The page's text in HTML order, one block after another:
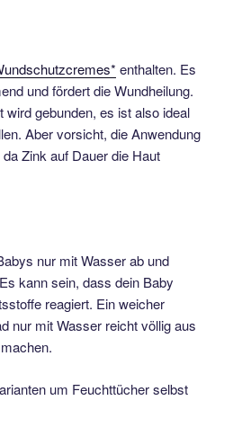
enthalten. Es
und fördert die Wundheilung.
wird gebunden, es ist also ideal
Aber vorsicht, die Anwendung
Zink auf Dauer die Haut
nur mit Wasser ab und
kann sein, dass dein Baby
reagiert. Ein weicher
nur mit Wasser reicht völlig aus
um Feuchttücher selbst